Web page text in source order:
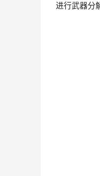
进行武器分